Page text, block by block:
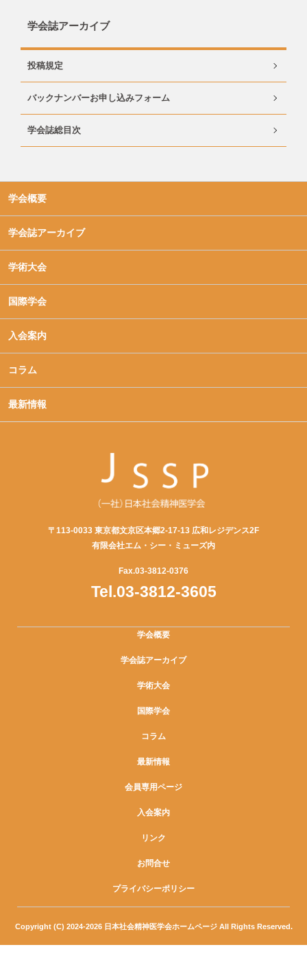
学会誌アーカイブ
投稿規定
バックナンバーお申し込みフォーム
学会誌総目次
学会概要
学会誌アーカイブ
学術大会
国際学会
入会案内
コラム
最新情報
〒113-0033 東京都文京区本郷2-17-13 広和レジデンス2F
有限会社エム・シー・ミューズ内
Fax.03-3812-0376
Tel.03-3812-3605
学会概要
学会誌アーカイブ
学術大会
国際学会
コラム
最新情報
会員専用ページ
入会案内
リンク
お問合せ
プライバシーポリシー
Copyright (C) 2024-2026 日本社会精神医学会ホームページ All Rights Reserved.